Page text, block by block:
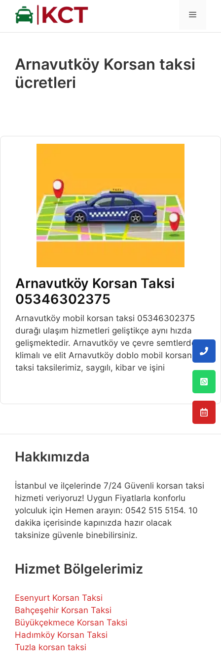
İçeriğe
MENÜ
Arnavutköy Korsan taksi
ücretleri
Arnavutköy Korsan Taksi
05346302375
Arnavutköy mobil korsan taksi 05346302375
durağı ulaşım hizmetleri geliştikçe aynı hızda
gelişmektedir. Arnavutköy ve çevre semtlerde,
klimalı ve elit Arnavutköy doblo mobil korsan
taksi taksilerimiz, saygılı, kibar ve işini
Hakkımızda
İstanbul ve ilçelerinde 7/24 Güvenli korsan taksi
hizmeti veriyoruz! Uygun Fiyatlarla konforlu
yolculuk için Hemen arayın: 0542 515 5154. 10
dakika içerisinde kapınızda hazır olacak
taksinize güvenle binebilirsiniz.
Hizmet Bölgelerimiz
Esenyurt Korsan Taksi
Bahçeşehir Korsan Taksi
Büyükçekmece Korsan Taksi
Hadımköy Korsan Taksi
Tuzla korsan taksi